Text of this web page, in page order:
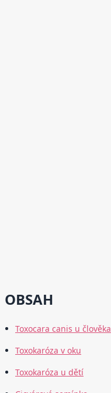
OBSAH
Toxocara canis u člověka
Toxokaróza v oku
Toxokaróza u dětí